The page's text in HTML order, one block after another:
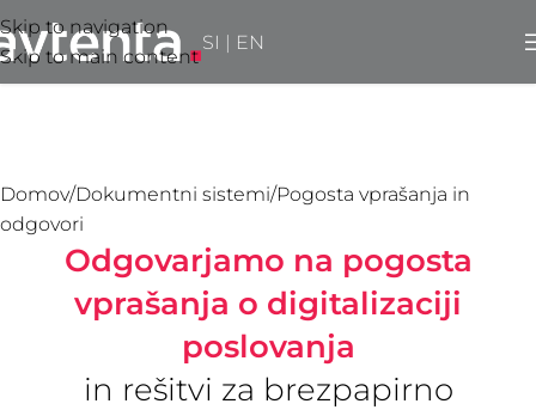
Skip to navigation
Skip to main content
SI | EN
Domov Dokumentni sistemi Pogosta vprašanja in
odgovori
Odgovarjamo na pogosta
vprašanja o digitalizaciji
poslovanja
in rešitvi za brezpapirno